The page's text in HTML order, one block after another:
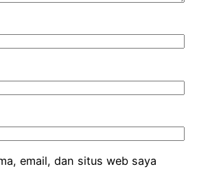
email, dan situs web saya